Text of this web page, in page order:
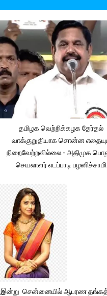
தமிழக வெற்றிக்கழக தேர்தல்
வாக்குறுதியாக சொன்ன
நிறைவேற்றவில்லை.- அதிமுக
செயலாளர் எடப்பாடி பழனிச்சாமி
இன்று சென்னையில் ஆபரண